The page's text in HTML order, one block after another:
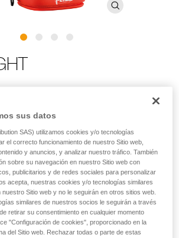
y de transporte para linternas frontales
un estuche protector y de difusión de luz
compactas Petzl. Una linterna
se convierte así en un farol con
de utilización: en el suelo, suspendida
al cinturón...
frontal para tus actividades?
sus datos
SAS) utilizamos cookies y/o tecnologías
el correcto funcionamiento de nuestro Sitio web,
y anuncios, y analizar nuestro tráfico. También
sobre su navegación en nuestro Sitio web con
publicitarios y de redes sociales para personalizar
acepta, nuestras cookies y/o tecnologías similares
Sitio web y no le seguirán en otros sitios web.
similares de nuestros socios le seguirán a través
retirar su consentimiento en cualquier momento
"Configuración de cookies", proporcionado en la
del Sitio web. Rechazar todas o parte de estas